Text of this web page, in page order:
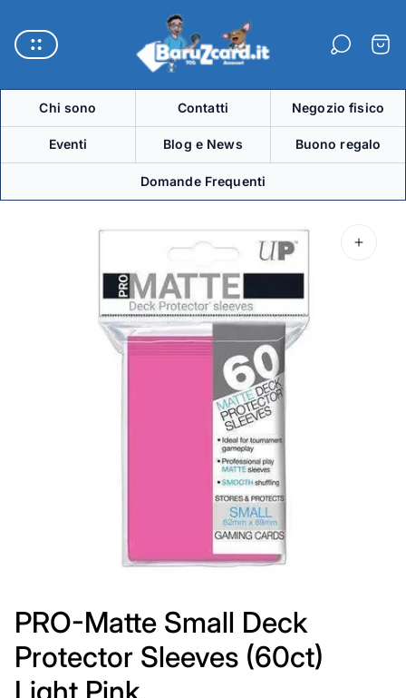
del
negozio"
Chi sono Contatti Negozio fisico
Eventi Blog e News Buono regalo
Domande Frequenti
PRO-Matte Small Deck
Protector Sleeves (60ct)